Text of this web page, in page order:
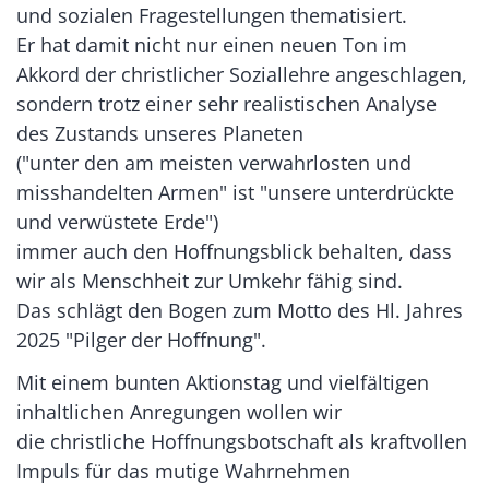
und sozialen Fragestellungen thematisiert.
Er hat damit nicht nur einen neuen Ton im
Akkord der christlicher Soziallehre angeschlagen,
sondern trotz einer sehr realistischen Analyse
des Zustands unseres Planeten
("unter den am meisten verwahrlosten und
misshandelten Armen" ist "unsere unterdrückte
und verwüstete Erde")
immer auch den Hoffnungsblick behalten, dass
wir als Menschheit zur Umkehr fähig sind.
Das schlägt den Bogen zum Motto des Hl. Jahres
2025 "Pilger der Hoffnung".
Mit einem bunten Aktionstag und vielfältigen
inhaltlichen Anregungen wollen wir
die christliche Hoffnungsbotschaft als kraftvollen
Impuls für das mutige Wahrnehmen